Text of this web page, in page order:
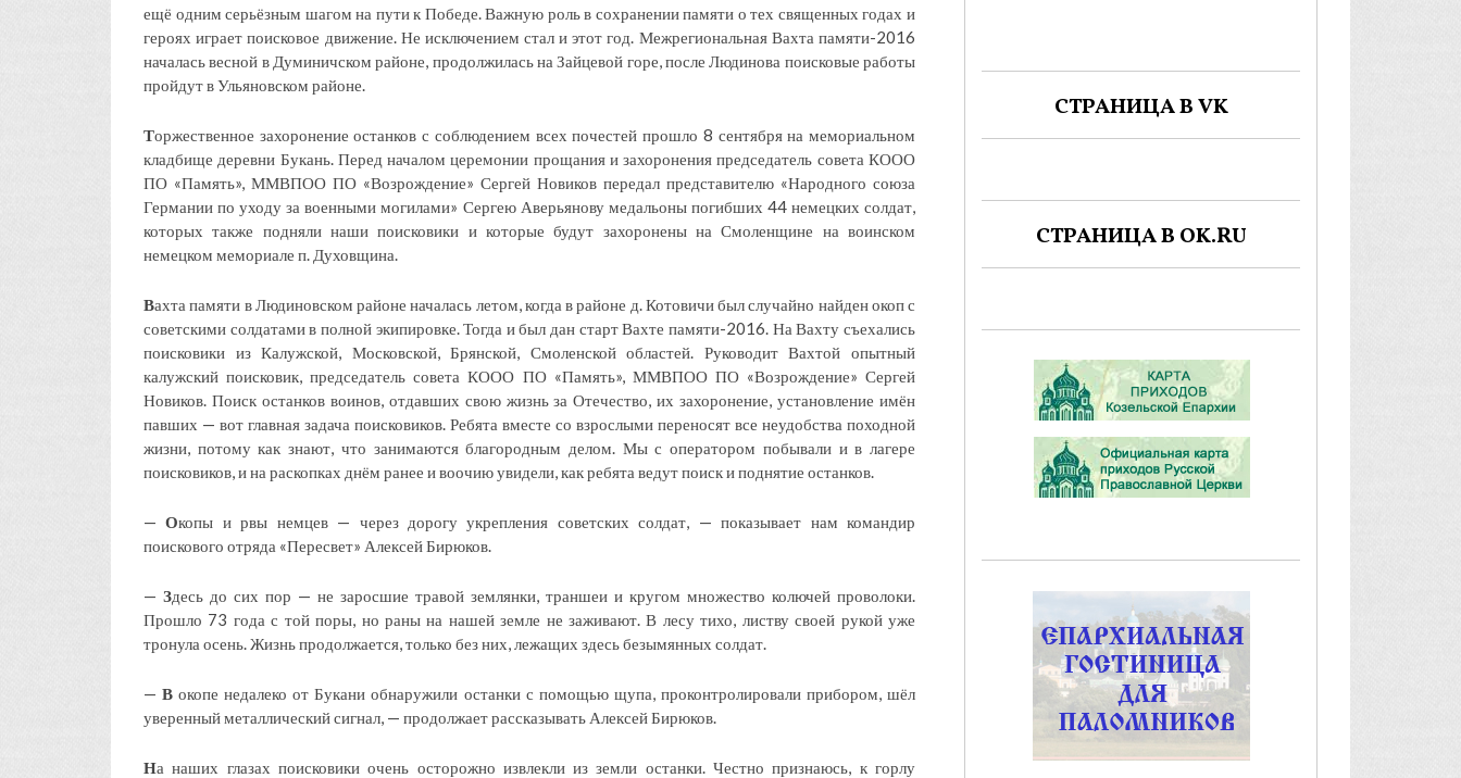
ещё одним серьёзным шагом на пути к Победе. Важную роль в сохранении памяти о тех священных годах и
героях играет поисковое движение. Не исключением стал и этот год. Межрегиональная Вахта памяти-2016
началась весной в Думиничском районе, продолжилась на Зайцевой горе, после Людинова поисковые работы
пройдут в Ульяновском районе.
Торжественное захоронение останков с соблюдением всех почестей прошло 8 сентября на мемориальном
кладбище деревни Букань. Перед началом церемонии прощания и захоронения председатель совета КООО
ПО «Память», ММВПОО ПО «Возрождение» Сергей Новиков передал представителю «Народного союза
Германии по уходу за военными могилами» Сергею Аверьянову медальоны погибших 44 немецких солдат,
которых также подняли наши поисковики и которые будут захоронены на Смоленщине на воинском
немецком мемориале п. Духовщина.
Вахта памяти в Людиновском районе началась летом, когда в районе д. Котовичи был случайно найден окоп с
советскими солдатами в полной экипировке. Тогда и был дан старт Вахте памяти-2016. На Вахту съехались
поисковики из Калужской, Московской, Брянской, Смоленской областей. Руководит Вахтой опытный
калужский поисковик, председатель совета КООО ПО «Память», ММВПОО ПО «Возрождение» Сергей
Новиков. Поиск останков воинов, отдавших свою жизнь за Отечество, их захоронение, установление имён
павших — вот главная задача поисковиков. Ребята вместе со взрослыми переносят все неудобства походной
жизни, потому как знают, что занимаются благородным делом. Мы с оператором побывали и в лагере
поисковиков, и на раскопках днём ранее и воочию увидели, как ребята ведут поиск и поднятие останков.
—Окопы и рвы немцев — через дорогу укрепления советских солдат, — показывает нам командир
поискового отряда «Пересвет» Алексей Бирюков.
— Здесь до сих пор — не заросшие травой землянки, траншеи и кругом множество колючей проволоки.
Прошло 73 года с той поры, но раны на нашей земле не заживают. В лесу тихо, листву своей рукой уже
тронула осень. Жизнь продолжается, только без них, лежащих здесь безымянных солдат.
—В окопе недалеко от Букани обнаружили останки с помощью щупа, проконтролировали прибором, шёл
уверенный металлический сигнал, — продолжает рассказывать Алексей Бирюков.
На наших глазах поисковики очень осторожно извлекли из земли останки. Честно признаюсь, к горлу
СТРАНИЦА В VK
СТРАНИЦА В OK.RU